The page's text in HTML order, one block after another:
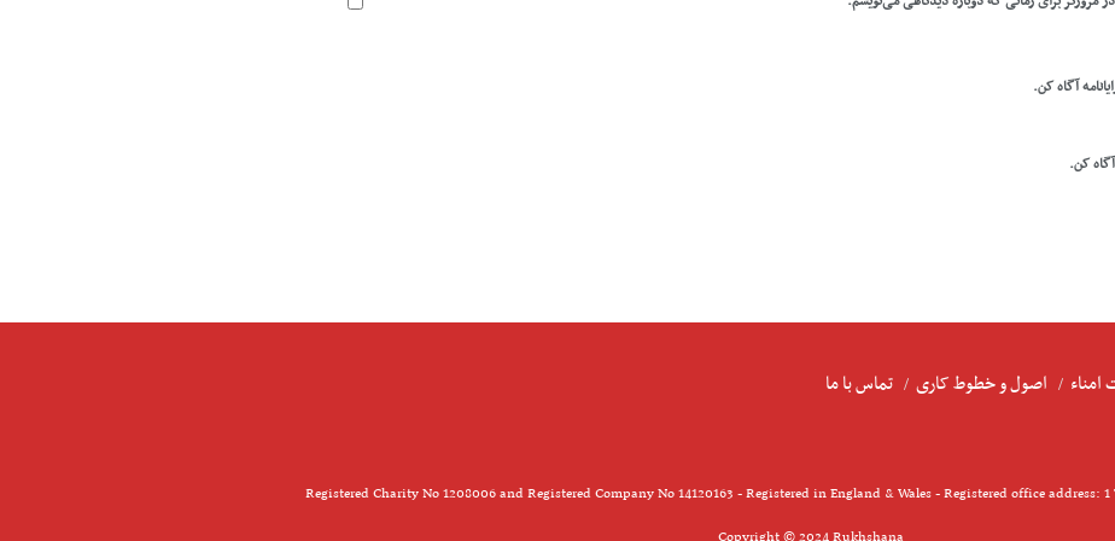
آگاه کن.
آگاه کن.
امناء اصول و خطوط کاری تماس با ما
Registered Charity No 1208006 and Registered Company No 14120163 - Registered in England & Wales - Registered office address: